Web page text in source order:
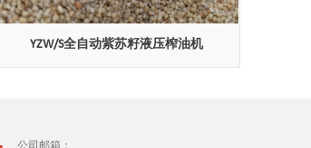
YZW/S全自动紫苏籽液压榨油机
公司邮箱：